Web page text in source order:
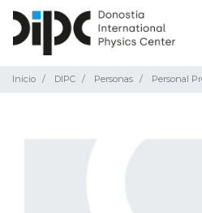
Inicio DIPC Personas Personal